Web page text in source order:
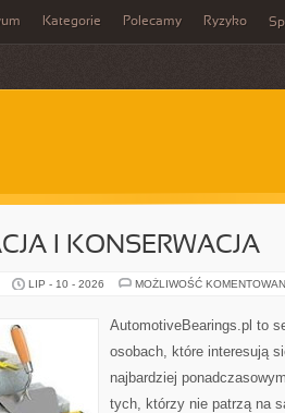
Kategorie Polecamy Ryzyko
I KONSERWACJA
LIP - 10 - 2026 MOŻLIWOŚĆ
AutomotiveBearings.pl to
osobach, które interesują
najbardziej
tych, którzy nie patrzą na